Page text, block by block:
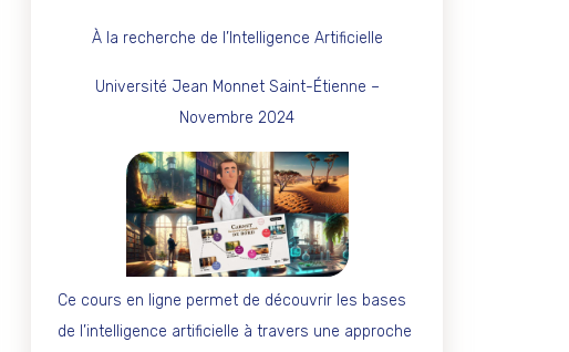
À la recherche de l’Intelligence Artificielle
Université Jean Monnet Saint-Étienne –
Novembre 2024
Ce cours en ligne permet de découvrir les bases
de l’intelligence artificielle à travers une approche